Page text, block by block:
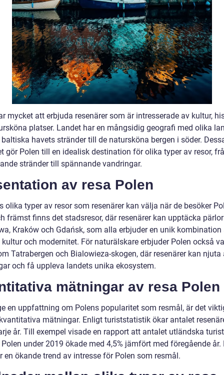
mycket att erbjuda resenärer som är intresserade av kultur,
platser. Landet har en mångsidig geografi med olika
havets stränder till de natursköna bergen i söder.
gör Polen till en idealisk destination för olika typer av resor,
stränder till spännande vandringar.
av resa Polen
olika typer av resor som resenärer kan välja när de besöker
främst finns det stadsresor, där resenärer kan upptäcka
Kraków och Gdańsk, som alla erbjuder en unik kombination
och modernitet. För naturälskare erbjuder Polen också
Tatrabergen och Bialowieza-skogen, där resenärer kan njuta
och få uppleva landets unika ekosystem.
mätningar av resa Polen
en uppfattning om Polens popularitet som resmål, är det
mätningar. Enligt turiststatistik ökar antalet
år. Till exempel visade en rapport att antalet utländska
under 2019 ökade med 4,5% jämfört med föregående år.
en ökande trend av intresse för Polen som resmål.